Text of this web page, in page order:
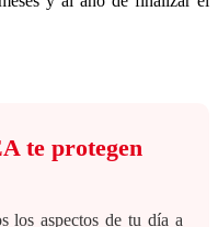
te protegen
los aspectos de tu día a